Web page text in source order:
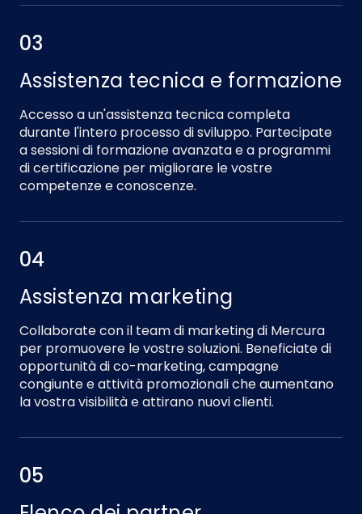
03
Assistenza tecnica e formazione
Accesso a un'assistenza tecnica completa
durante l'intero processo di sviluppo. Partecipate
a sessioni di formazione avanzata e a programmi
di certificazione per migliorare le vostre
competenze e conoscenze.
04
Assistenza marketing
Collaborate con il team di marketing di Mercura
per promuovere le vostre soluzioni. Beneficiate di
opportunità di co-marketing, campagne
congiunte e attività promozionali che aumentano
la vostra visibilità e attirano nuovi clienti.
05